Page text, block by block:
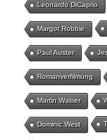
Leonardo DiCaprio
Margot Robbie
Paul Auster
Romanverfilmung
Martin Walser
Dominic West